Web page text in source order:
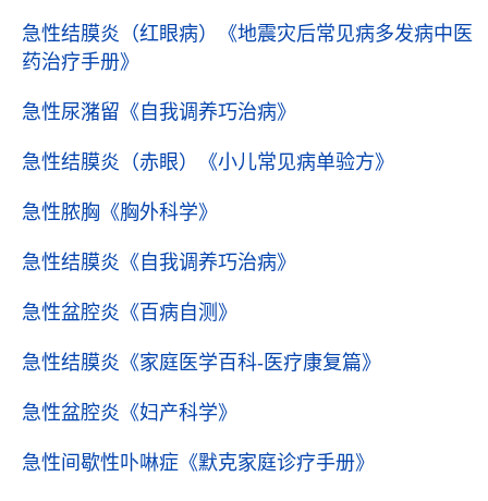
急性结膜炎（红眼病）
《地震灾后常见病多发病中医
药治疗手册》
急性尿潴留 《自我调养巧治病》
急性结膜炎（赤眼） 《小儿常见病单验方》
急性脓胸 《胸外科学》
急性结膜炎 《自我调养巧治病》
急性盆腔炎 《百病自测》
急性结膜炎 《家庭医学百科-医疗康复篇》
急性盆腔炎 《妇产科学》
急性间歇性卟啉症 《默克家庭诊疗手册》